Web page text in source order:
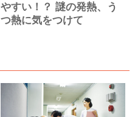
やすい！？ 謎の発熱、う
つ熱に気をつけて